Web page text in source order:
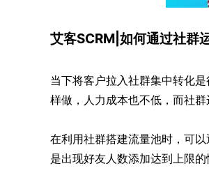
艾客SCRM|如何通过社群
当下将客户拉入社群集中转化
样做，人力成本也不低，而社
在利用社群搭建流量池时，可
是出现好友人数添加达到上限的